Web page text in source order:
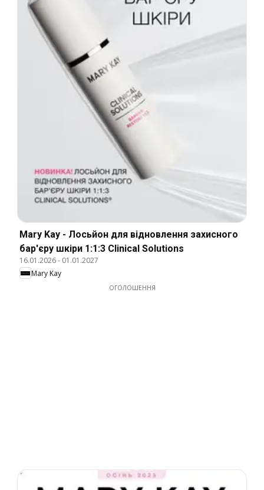
Mary Kay - Лосьйон для відновлення захисного
бар'єру шкіри 1:1:3 Clinical Solutions
16.01.2026- 01.01.2027
Mary Kay
ОГОЛОШЕННЯ